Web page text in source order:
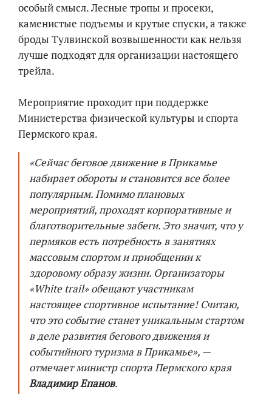
особый смысл. Лесные тропы и просеки,
каменистые подъемы и крутые спуски, а также
броды Тулвинской возвышенности как нельзя
лучше подходят для организации настоящего
трейла.
Мероприятие проходит при поддержке
Министерства физической культуры и спорта
Пермского края.
«Сейчас беговое движение в Прикамье
набирает обороты и становится все более
популярным. Помимо плановых
мероприятий, проходят корпоративные и
благотворительные забеги. Это значит, что у
пермяков есть потребность в занятиях
массовым спортом и приобщении к
здоровому образу жизни. Организаторы
«White trail» обещают участникам
настоящее спортивное испытание! Считаю,
что это событие станет уникальным стартом
в деле развития бегового движения и
событийного туризма в Прикамье», —
отмечает министр спорта Пермского края
Владимир Епанов.